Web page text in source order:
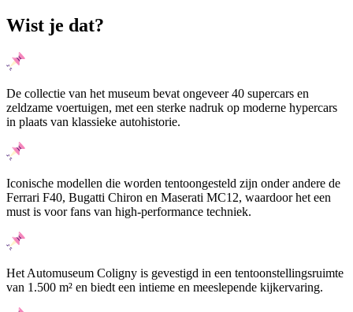
Wist je dat?
De collectie van het museum bevat ongeveer 40 supercars en
zeldzame voertuigen, met een sterke nadruk op moderne hypercars
in plaats van klassieke autohistorie.
Iconische modellen die worden tentoongesteld zijn onder andere de
Ferrari F40, Bugatti Chiron en Maserati MC12, waardoor het een
must is voor fans van high-performance techniek.
Het Automuseum Coligny is gevestigd in een tentoonstellingsruimte
van 1.500 m² en biedt een intieme en meeslepende kijkervaring.